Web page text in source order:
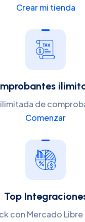
Crear mi tienda
de
Comenzar
Top
con Mercado Libre